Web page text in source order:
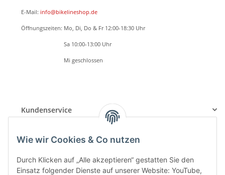
E-Mail: info@bikelineshop.de
Öffnungszeiten: Mo, Di, Do & Fr 12:00-18:30 Uhr
Sa 10:00-13:00 Uhr
Mi geschlossen
Kundenservice
Informationen
Wie wir Cookies & Co nutzen
Durch Klicken auf „Alle akzeptieren“ gestatten Sie den
Einsatz folgender Dienste auf unserer Website: YouTube,